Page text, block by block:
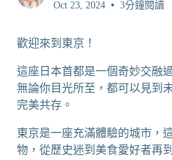
Oct 23, 2024 • 3分鐘閱讀
歡迎來到東京！
這座日本首都是一個奇妙交融
無論你目光所至，都可以見到
完美共存。
東京是一座充滿體驗的城市，
物，從歷史迷到美食愛好者再